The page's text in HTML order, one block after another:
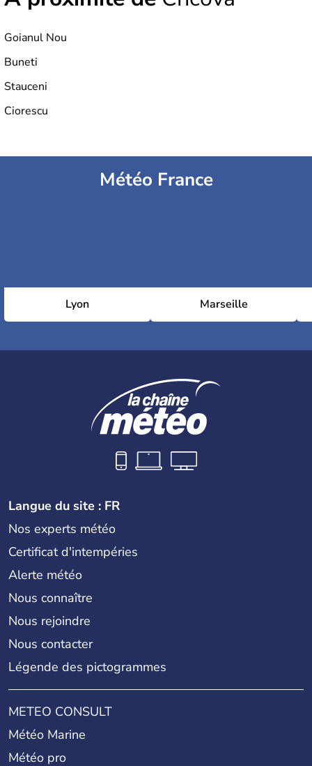
Goianul Nou
Buneti
Stauceni
Ciorescu
Météo France
Lyon Marseille
Langue du site : FR
Nos experts météo
Certificat d'intempéries
Alerte météo
Nous connaître
Nous rejoindre
Nous contacter
Légende des pictogrammes
METEO CONSULT
Météo Marine
Météo pro